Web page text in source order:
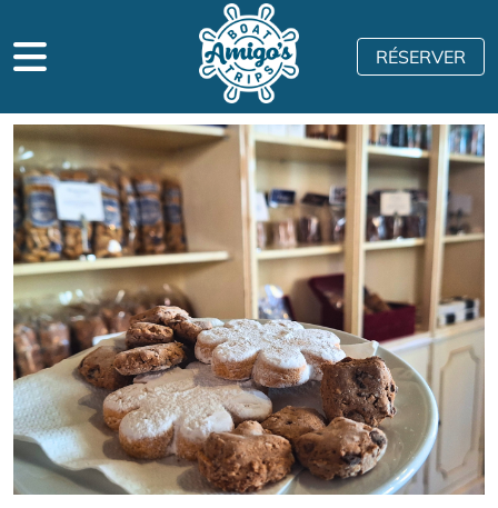
RÉSERVER
Accueil>Blog> Goûtez aux desserts typiques de Minorque et tombez
encore plus amoureux de l’île